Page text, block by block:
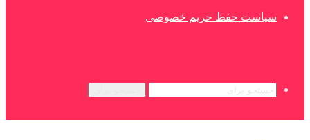
سیاست حفظ حریم خصوصی